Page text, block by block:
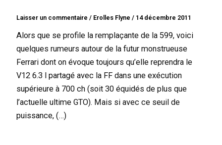
Laisser un commentaire / Erolles Flyne/ 14 décembre 2011
Alors que se profile la remplaçante de la 599, voici
quelques rumeurs autour de la futur monstrueuse
Ferrari dont on évoque toujours qu’elle reprendra le
V12 6.3 l partagé avec la FF dans une exécution
supérieure à 700 ch (soit 30 équidés de plus que
l’actuelle ultime GTO). Mais si avec ce seuil de
puissance, (…)